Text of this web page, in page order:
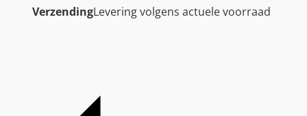
VerzendingLevering volgens actuele voorraad